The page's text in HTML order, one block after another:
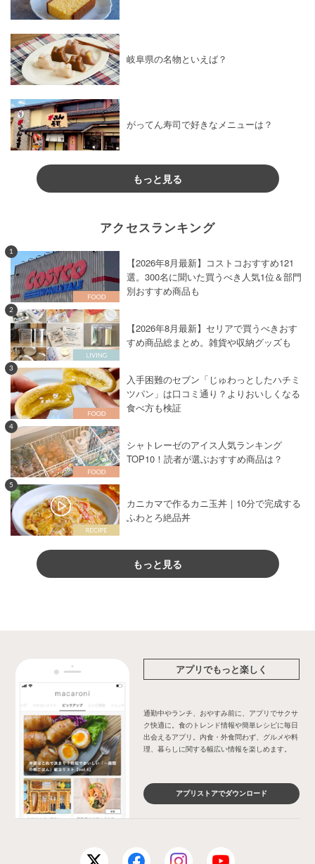
岐阜県の名物といえば？
がってん寿司で好きなメニューは？
もっと見る
アクセスランキング
1
【2026年8月最新】コストコおすすめ121
選。300名に聞いた買うべき人気1位＆部門
別おすすめ商品も
2
【2026年8月最新】セリアで買うべきおす
すめ商品総まとめ。雑貨や収納グッズも
3
入手困難のセブン「じゅわっとしたハチミ
ツパン」は口コミ通り？よりおいしくなる
食べ方も検証
4
シャトレーゼのアイス人気ランキング
TOP10！読者が選ぶおすすめ商品は？
5
カニカマで作るカニ玉丼｜10分で完成する
ふわとろ絶品丼
もっと見る
アプリでもっと楽しく
通勤中やランチ、おやすみ前に、アプリでサクサ
ク快適に。食のトレンド情報や簡単レシピに毎日
出会えるアプリ。内食・外食問わず、グルメや料
理、暮らしに関する幅広い情報を楽しめます。
アプリストアでダウンロード